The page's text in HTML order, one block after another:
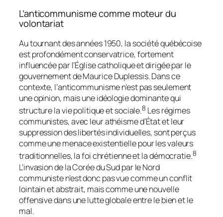
L’anticommunisme comme moteur du
volontariat
Au tournant des années 1950, la société québécoise
est profondément conservatrice, fortement
influencée par l’Église catholique et dirigée par le
gouvernement de Maurice Duplessis. Dans ce
contexte, l’anticommunisme n’est pas seulement
une opinion, mais une idéologie dominante qui
structure la vie politique et sociale.8 Les régimes
communistes, avec leur athéisme d’État et leur
suppression des libertés individuelles, sont perçus
comme une menace existentielle pour les valeurs
traditionnelles, la foi chrétienne et la démocratie.8
L’invasion de la Corée du Sud par le Nord
communiste n’est donc pas vue comme un conflit
lointain et abstrait, mais comme une nouvelle
offensive dans une lutte globale entre le bien et le
mal.